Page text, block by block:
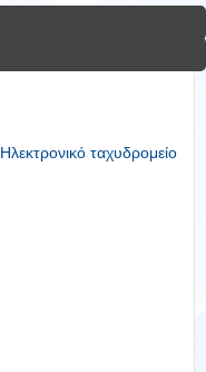
Ηλεκτρονικό ταχυδρομείο